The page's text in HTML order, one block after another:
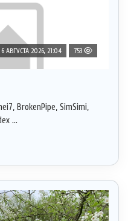
6 АВГУСТА 2026, 21:04 753
BrokenPipe, SimSimi,
...